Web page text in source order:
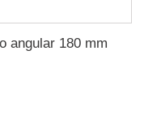
angular 180 mm